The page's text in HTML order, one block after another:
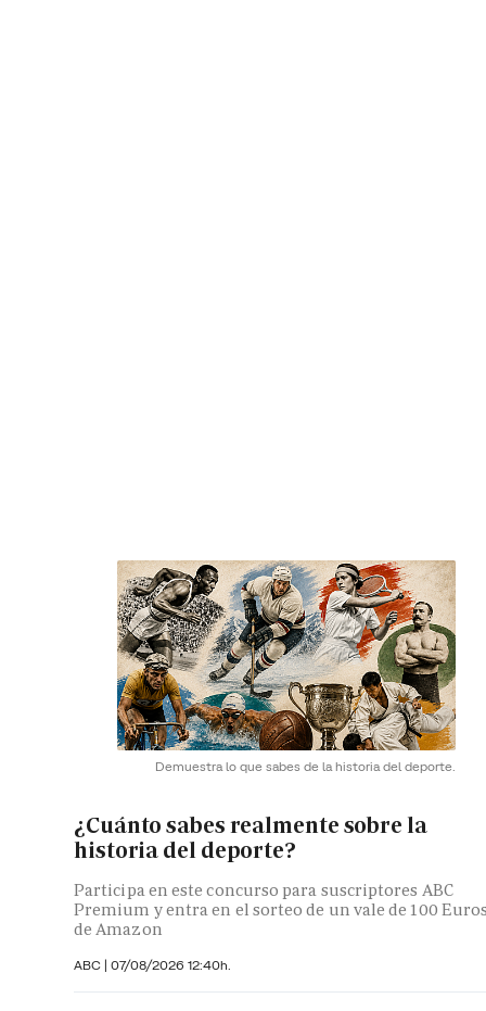
Demuestra lo que sabes de la historia del deporte.
¿Cuánto sabes realmente sobre la
historia del deporte?
Participa en este concurso para suscriptores ABC
Premium y entra en el sorteo de un vale de 100
de Amazon
ABC | 07/08/2026 12:40h.